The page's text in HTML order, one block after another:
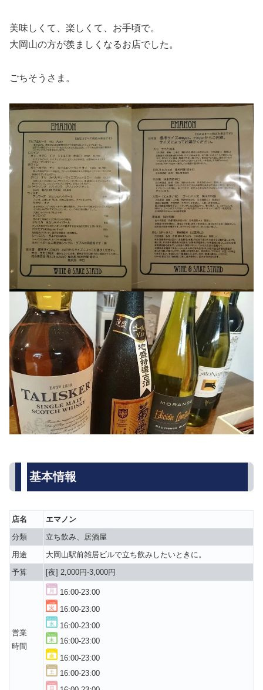
美味しくて、楽しくて、お手頃で。
大岡山の方が羨ましくなるお店でした。
ごちそうさま。
基本情報
店名
エマノン
分類
立ち飲み、居酒屋
用途
大岡山駅前雑居ビルで立ち飲みしたいときに。
予算
[夜] 2,000円-3,000円
営業
時間
16:00-23:00
16:00-23:00
16:00-23:00
16:00-23:00
16:00-23:00
16:00-23:00